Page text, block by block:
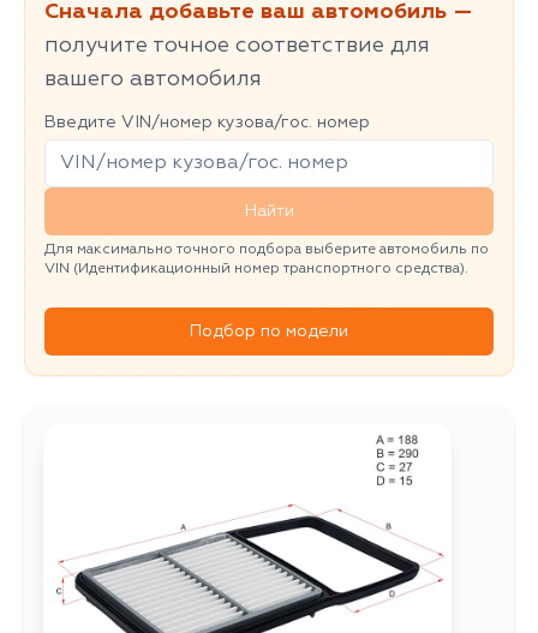
Сначала добавьте ваш автомобиль —
получите точное соответствие для
вашего автомобиля
Введите VIN/номер кузова/гос. номер
Найти
Для максимально точного подбора выберите автомобиль по
VIN (Идентификационный номер транспортного средства).
Подбор по модели